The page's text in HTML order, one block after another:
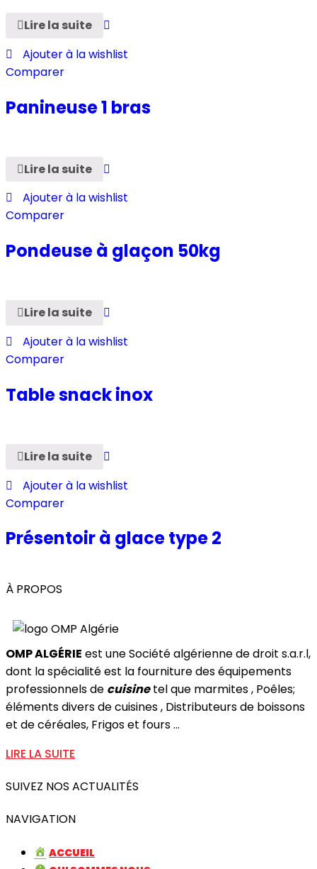
Lire la suite
Ajouter à la wishlist
Comparer
Panineuse 1 bras
Lire la suite
Ajouter à la wishlist
Comparer
Pondeuse à glaçon 50kg
Lire la suite
Ajouter à la wishlist
Comparer
Table snack inox
Lire la suite
Ajouter à la wishlist
Comparer
Présentoir à glace type 2
À PROPOS
OMP ALGÉRIE est une Société algérienne de droit s.a.r.l,
dont la spécialité est la fourniture des équipements
professionnels de cuisine tel que marmites , Poêles;
éléments divers de cuisines , Distributeurs de boissons
et de céréales, Frigos et fours ...
LIRE LA SUITE
SUIVEZ NOS ACTUALITÉS
NAVIGATION
ACCUEIL